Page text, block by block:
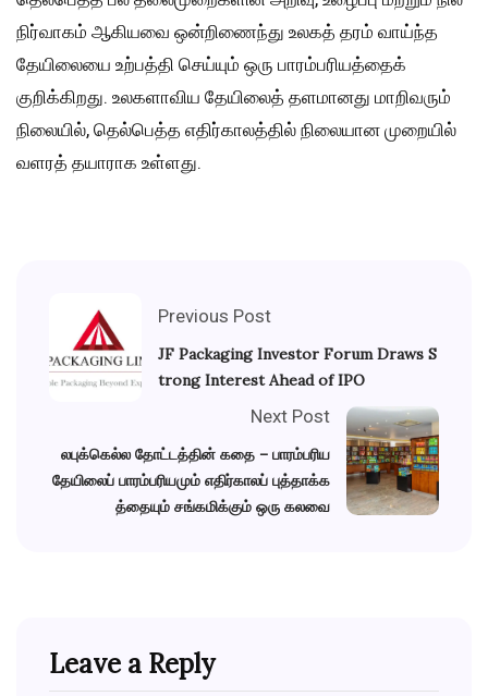
நிர்வாகம் ஆகியவை ஒன்றிணைந்து உலகத் தரம் வாய்ந்த
தேயிலையை உற்பத்தி செய்யும் ஒரு பாரம்பரியத்தைக்
குறிக்கிறது. உலகளாவிய தேயிலைத் தளமானது மாறிவரும்
நிலையில், தெல்பெத்த எதிர்காலத்தில் நிலையான முறையில்
வளரத் தயாராக உள்ளது.
Previous Post
JF Packaging Investor Forum Draws S
trong Interest Ahead of IPO
Next Post
லபுக்கெல்ல தோட்டத்தின் கதை – பாரம்பரிய
தேயிலைப் பாரம்பரியமும் எதிர்காலப் புத்தாக்க
த்தையும் சங்கமிக்கும் ஒரு கலவை
Leave a Reply